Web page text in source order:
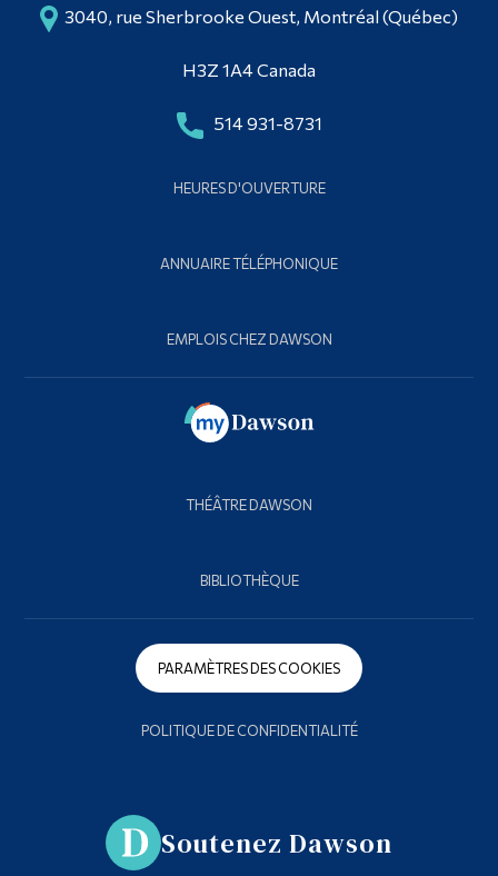
3040, rue Sherbrooke Ouest, Montréal (Québec)
H3Z 1A4 Canada
514 931-8731
HEURES D'OUVERTURE
ANNUAIRE TÉLÉPHONIQUE
EMPLOIS CHEZ DAWSON
THÉÂTRE DAWSON
BIBLIOTHÈQUE
PARAMÈTRES DES COOKIES
POLITIQUE DE CONFIDENTIALITÉ
Soutenez Dawson